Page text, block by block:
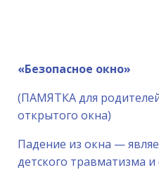
«Безопасное окно»
(ПАМЯТКА для
открытого окна)
Падение из окна —
детского травматизма